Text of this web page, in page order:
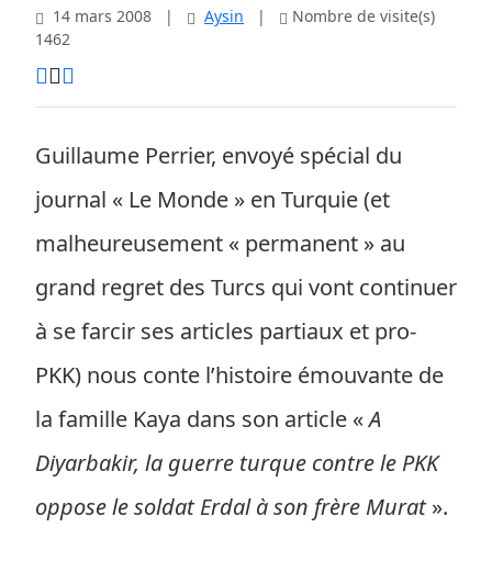
14 mars 2008 | Aysin |
Nombre de visite(s)
1462
Guillaume Perrier, envoyé spécial du
journal « Le Monde » en Turquie (et
malheureusement « permanent » au
grand regret des Turcs qui vont continuer
à se farcir ses articles partiaux et pro-
PKK) nous conte l’histoire émouvante de
la famille Kaya dans son article «A
Diyarbakir, la guerre turque contre le PKK
oppose le soldat Erdal à son frère Murat».